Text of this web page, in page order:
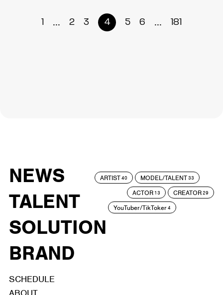
1 ... 2 3 4 5 6 ... 181
NEWS
TALENT
SOLUTION
BRAND
ARTIST40 MODEL/TALENT33
ACTOR 13 CREATOR29
YouTuber/TikToker4
SCHEDULE